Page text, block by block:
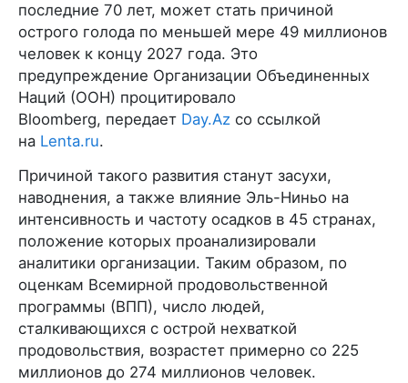
последние 70 лет, может стать причиной
острого голода по меньшей мере 49 миллионов
человек к концу 2027 года. Это
предупреждение Организации Объединенных
Наций (ООН) процитировало
Bloomberg, передает Day.Az со ссылкой
на Lenta.ru.
Причиной такого развития станут засухи,
наводнения, а также влияние Эль-Ниньо на
интенсивность и частоту осадков в 45 странах,
положение которых проанализировали
аналитики организации. Таким образом, по
оценкам Всемирной продовольственной
программы (ВПП), число людей,
сталкивающихся с острой нехваткой
продовольствия, возрастет примерно со 225
миллионов до 274 миллионов человек.